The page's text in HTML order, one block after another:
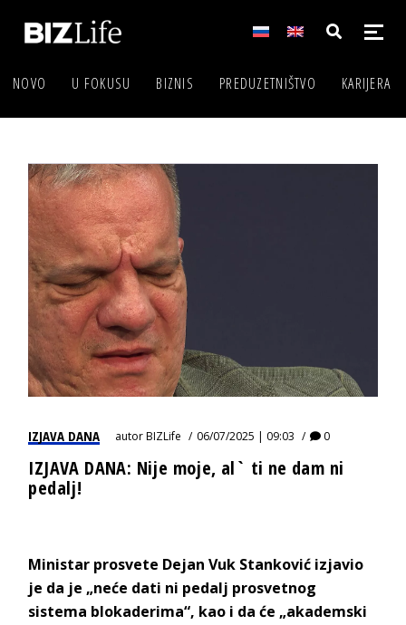
NOVO U FOKUSU BIZNIS PREDUZETNIŠTVO KARIJERA
IZJAVA DANA autorBIZLife 06/07/2025 | 09:03 0
IZJAVA DANA: Nije moje, al` ti ne dam ni
pedalj!
Ministar prosvete Dejan Vuk Stanković izjavio
je da je „neće dati ni pedalj prosvetnog
sistema blokaderima“, kao i da će „akademski